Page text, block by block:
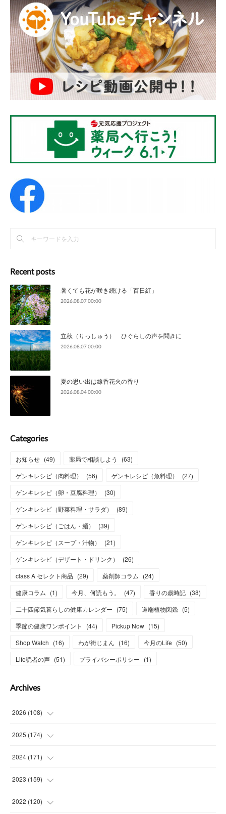
Recent posts
暑くても花が咲き続ける「百日紅」
2026.08.07 00:00
立秋（りっしゅう） ひぐらしの声を聞きに
2026.08.07 00:00
夏の思い出は線香花火の香り
2026.08.04 00:00
Categories
お知らせ (49) 薬局で相談しよう (63)
ゲンキレシピ（肉料理）
(56) ゲンキレシピ（魚料理） (27)
ゲンキレシピ（卵・豆腐料理）
(30)
ゲンキレシピ（野菜料理・サラダ）
(89)
ゲンキレシピ（ごはん・麺）
(39)
ゲンキレシピ（スープ・汁物）
(21)
ゲンキレシピ（デザート・ドリンク）
(26)
class A セレクト商品 (29) 薬剤師コラム (24)
健康コラム (1) 今月、何読もう。 (47) 香りの歳時記 (38)
二十四節気暮らしの健康カレンダー (75) 道端植物図鑑 (5)
季節の健康ワンポイント
(44) Pickup Now (15)
Shop Watch (16) わが街じまん (16) 今月のLife (50)
Life読者の声 (51) プライバシーポリシー (1)
Archives
2026 (108)
(6)
(15
(15
(13
2025 (174)
(14
(14
(15
2024 (171)
(13
(13
2023 (159)
(14
2022 (120)